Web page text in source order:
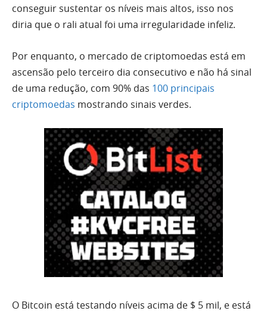
conseguir sustentar os níveis mais altos, isso nos
diria que o rali atual foi uma irregularidade infeliz.
Por enquanto, o mercado de criptomoedas está em
ascensão pelo terceiro dia consecutivo e não há sinal
de uma redução, com 90% das 100 principais
criptomoedas mostrando sinais verdes.
O Bitcoin está testando níveis acima de $ 5 mil, e está